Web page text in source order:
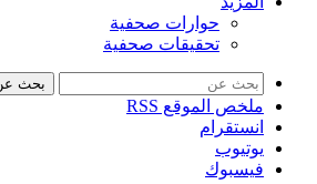
حوارات صحفية
تحقيقات صحفية
بحث
ملخص الموقع RSS
انستقرام
يوتيوب
فيسبوك